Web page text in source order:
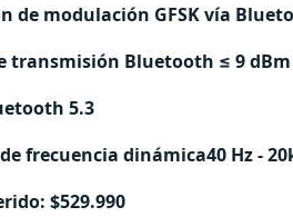
de modulación GFSK vía
transmisión Bluetooth ≤ 9 dBm
5.3
frecuencia dinámica40 Hz -
$529.990